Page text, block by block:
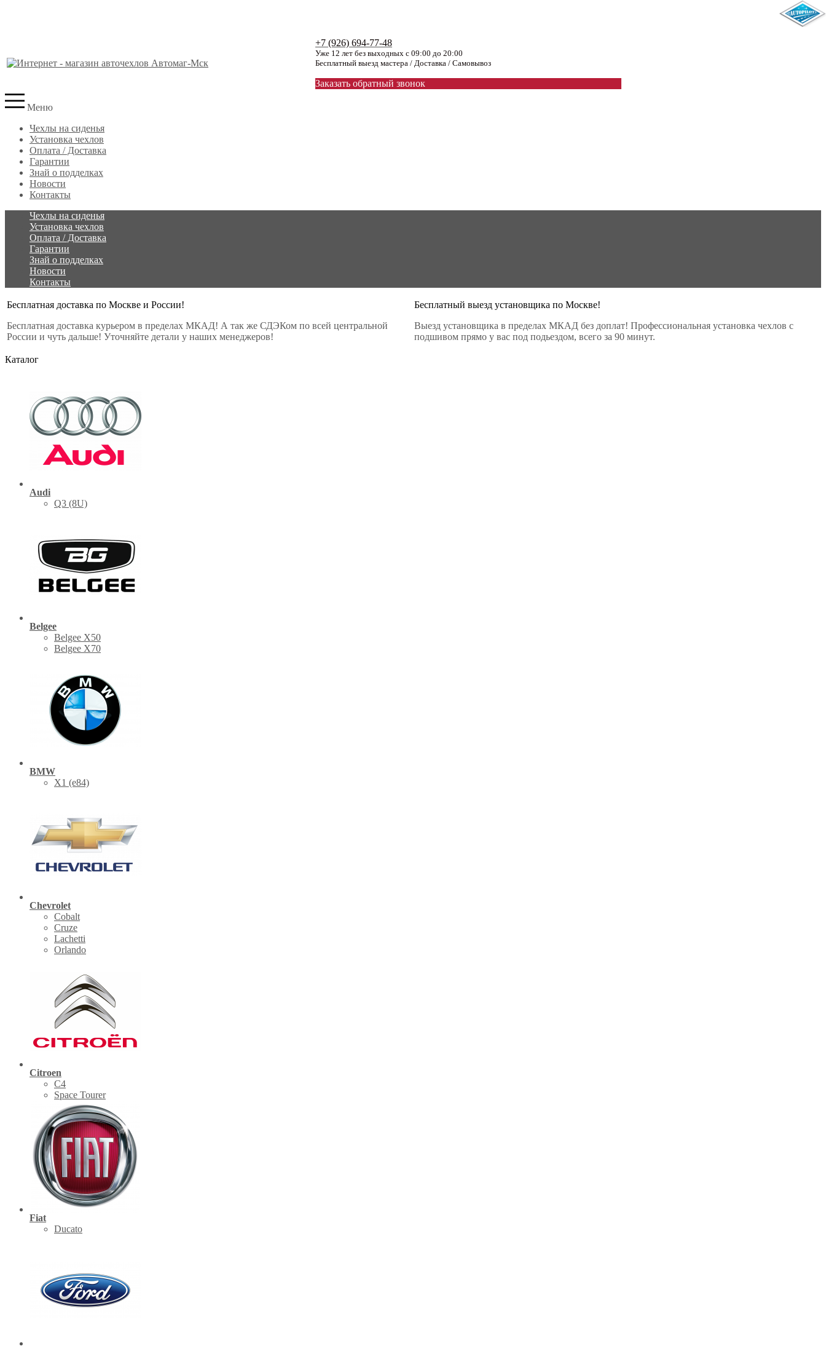
+7 (926) 694-77-48
Уже 12 лет без выходных с 09:00 до 20:00
Бесплатный выезд мастера / Доставка / Самовывоз
Заказать обратный звонок
Меню
Чехлы на сиденья
Установка чехлов
Оплата / Доставка
Гарантии
Знай о подделках
Новости
Контакты
Чехлы на сиденья
Установка чехлов
Оплата / Доставка
Гарантии
Знай о подделках
Новости
Контакты
Бесплатная доставка по Москве и России!
Бесплатная доставка курьером в пределах МКАД! А так же СДЭКом по всей центральной
России и чуть дальше! Уточняйте детали у наших менеджеров!
Бесплатный выезд установщика по Москве!
Выезд установщика в пределах МКАД без доплат! Профессиональная установка чехлов с
подшивом прямо у вас под подьездом, всего за 90 минут.
Каталог
Audi
Q3 (8U)
Belgee
Belgee X50
Belgee X70
BMW
X1 (е84)
Chevrolet
Cobalt
Cruze
Lachetti
Orlando
Citroen
C4
Space Tourer
Fiat
Ducato